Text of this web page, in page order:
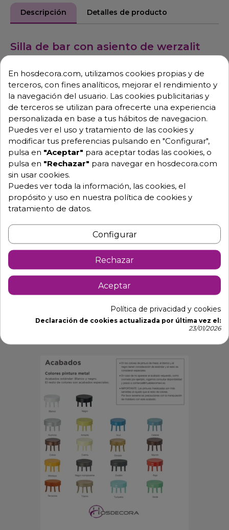
Descripción Detalles de producto
Silla de bar con asiento de werzalit
por su diseño clásico y su gran resistencia,
pensada especialmente para espacios de hostelería
de uso intensivo.
Su estructura de tubo acerado aporta solidez y
estabilidad, con un acabado en pintura epoxi
disponible en negro o blanco,
que protege el metal y garantiza una larga vida útil.
El asiento de Werzalit de 45 cm ofrece una excelente
resistencia al desgaste, a la humedad y a los golpes,
además de ser fácil de limpiar y mantener, lo que la
convierte en una opción práctica y duradera para
bares, cafeterías y restaurantes.
Diseño clásico con respaldo recto.
Estructura de tubo de acero de alta resistencia.
Pintura epoxi negra o blanca.
Asiento de Werzalit de 45 cm, resistente y fácil de
Ideal para uso intensivo en hostelería.
En hosdecora.com, utilizamos cookies propias y de
terceros, con fines analíticos, mejorar el rendimiento y
la navegación del usuario. Las cookies publicitarias y
de terceros se utilizan para ofrecerte una experiencia
personalizada en base a tus hábitos de navegacion.
Puedes ver el uso y tratamiento de las cookies y
modificar tus preferencias pulsando en "Configurar",
pulsa en "Aceptar" para aceptar todas las cookies, o
pulsa en "Rechazar" para navegar en hosdecora.com
sin usar cookies.
Puedes ver toda la información, las cookies, el
propósito y uso en nuestra política de cookies y
tratamiento de datos.
Configurar
Rechazar
Aceptar
Política de privacidad y cookies
Declaración de cookies actualizada por última vez el:
23/01/2026